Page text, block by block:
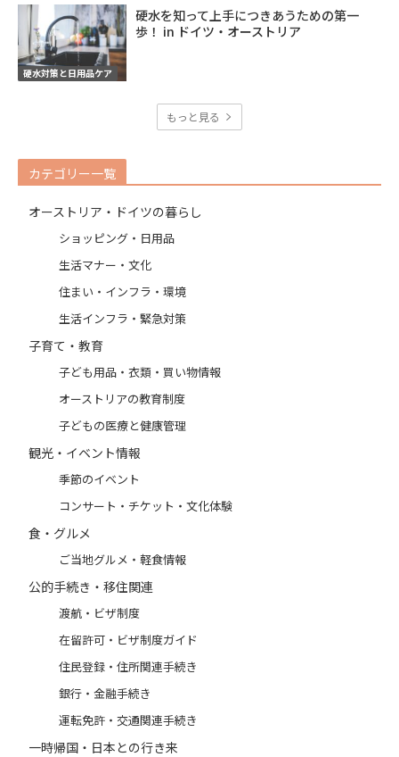
硬水対策と日用品ケア
硬水を知って上手につきあうための第一
歩！ in ドイツ・オーストリア
もっと見る
カテゴリー一覧
オーストリア・ドイツの暮らし
ショッピング・日用品
生活マナー・文化
住まい・インフラ・環境
生活インフラ・緊急対策
子育て・教育
子ども用品・衣類・買い物情報
オーストリアの教育制度
子どもの医療と健康管理
観光・イベント情報
季節のイベント
コンサート・チケット・文化体験
食・グルメ
ご当地グルメ・軽食情報
公的手続き・移住関連
渡航・ビザ制度
在留許可・ビザ制度ガイド
住民登録・住所関連手続き
銀行・金融手続き
運転免許・交通関連手続き
一時帰国・日本との行き来